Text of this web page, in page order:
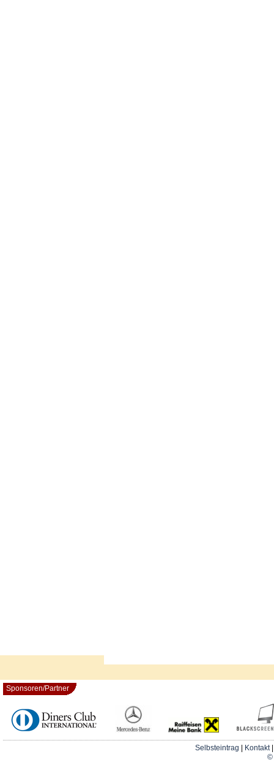
Sponsoren/Partner
Selbsteintrag Kontakt
©